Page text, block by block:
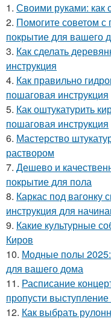
1. Своими руками: как
2. Помогите советом
покрытие для вашего
3. Как сделать
инструкция
4. Как правильно
пошаговая инструкция
5. Как оштукатурить
пошаговая инструкция
6. Мастерство
раствором
7. Дешево и
покрытие для пола
8. Каркас под вагонку
инструкция для
9. Какие культурные
Киров
10. Модные полы 2025:
для вашего дома
11. Расписание
пропусти
12. Как выбрать